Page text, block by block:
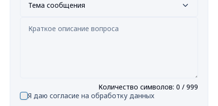
Тема сообщения
Количество символов: 0 / 999
Я даю согласие на обработку данных